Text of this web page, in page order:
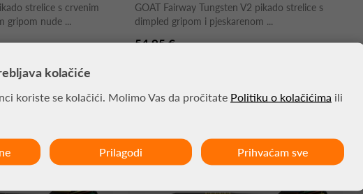
strelice s crvenim
gripom nude ...
GOAT Fairway Tungsten V2 pikado strelice s
dimpled gripom i pjeskarenom ...
54,95 €
kolačiće
koriste se kolačići. Molimo Vas da pročitate Politiku o kolačićima ili
Prilagodi Prihvaćam sve